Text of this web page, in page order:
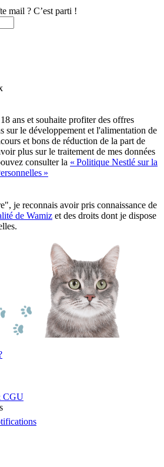
mail ? C’est parti !
ans et souhaite profiter des offres
sur le développement et l'alimentation de
et bons de réduction de la part de
plus sur le traitement de mes données
consulter la « Politique Nestlé sur la
»
je reconnais avoir pris connaissance de
de Wamiz et des droits dont je dispose
CGU